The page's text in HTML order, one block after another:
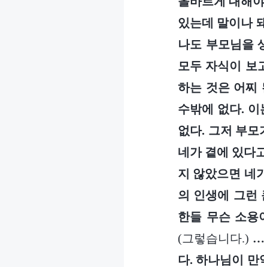
있는데 말이나
나도 부모님을
모두 자식이 보
하는 것은 어찌
수밖에 없다.
없다. 그저 부
네가 곁에 있다
지 않았으면 네
의 인생에 그런
한들 무슨 소용
(그렇습니다.) …
다. 하나님이 만